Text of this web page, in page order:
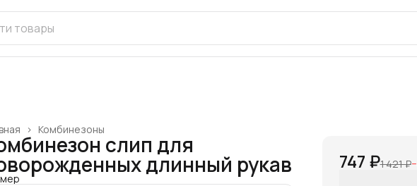
Комбинезоны
›
слип для
длинный рукав 747 ₽1 421 ₽−